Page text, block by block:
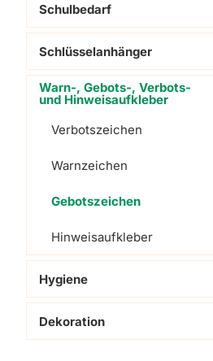
Schulbedarf
Schlüsselanhänger
Warn-, Gebots-, Verbots-
und Hinweisaufkleber
Verbotszeichen
Warnzeichen
Gebotszeichen
Hinweisaufkleber
Hygiene
Dekoration